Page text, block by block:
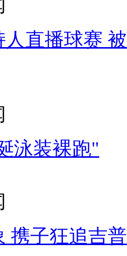
人直播球赛
泳装裸跑"
携子狂追吉